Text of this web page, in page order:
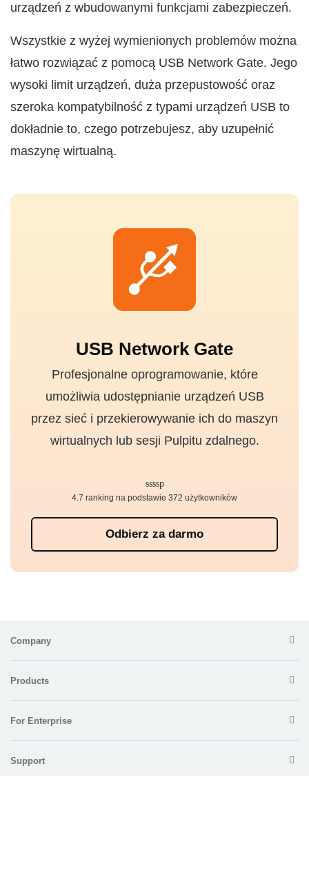
urządzeń z wbudowanymi funkcjami zabezpieczeń.
Wszystkie z wyżej wymienionych problemów można
łatwo rozwiązać z pomocą USB Network Gate. Jego
wysoki limit urządzeń, duża przepustowość oraz
szeroka kompatybilność z typami urządzeń USB to
dokładnie to, czego potrzebujesz, aby uzupełnić
maszynę wirtualną.
USB Network Gate
Profesjonalne oprogramowanie, które
umożliwia udostępnianie urządzeń USB
przez sieć i przekierowywanie ich do maszyn
wirtualnych lub sesji Pulpitu zdalnego.
Odbierz za darmo
4.7 ranking na podstawie 372 użytkowników
Company
Products
For Enterprise
Support